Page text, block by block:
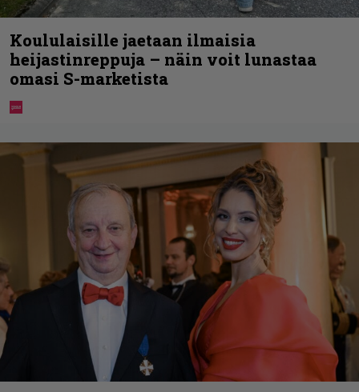
Koululaisille jaetaan ilmaisia
heijastinreppuja – näin voit lunastaa
omasi S-marketista